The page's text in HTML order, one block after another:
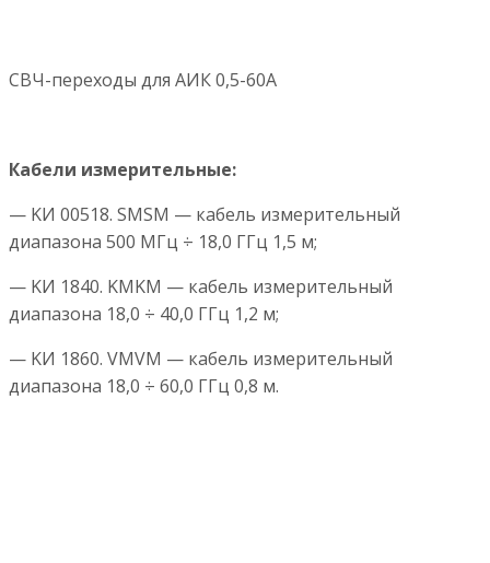
СВЧ-переходы для АИК 0,5-60А
Кабели измерительные:
— KИ 00518. SMSM — кабель измерительный
диапазона 500 МГц ÷ 18,0 ГГц 1,5 м;
— KИ 1840. KMKM — кабель измерительный
диапазона 18,0 ÷ 40,0 ГГц 1,2 м;
— KИ 1860. VMVM — кабель измерительный
диапазона 18,0 ÷ 60,0 ГГц 0,8 м.